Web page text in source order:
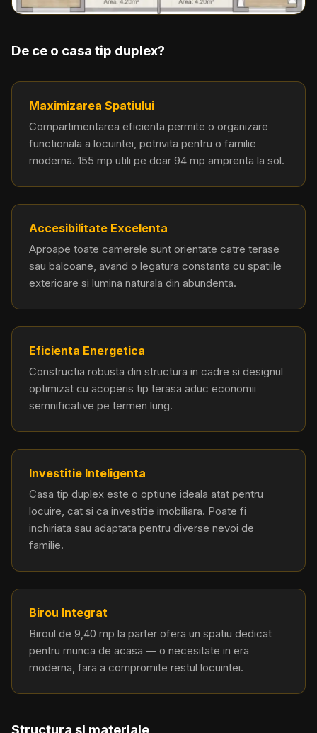
De ce o casa tip duplex?
Maximizarea Spatiului
Compartimentarea eficienta permite o organizare
functionala a locuintei, potrivita pentru o familie
moderna. 155 mp utili pe doar 94 mp amprenta la sol.
Accesibilitate Excelenta
Aproape toate camerele sunt orientate catre terase
sau balcoane, avand o legatura constanta cu spatiile
exterioare si lumina naturala din abundenta.
Eficienta Energetica
Constructia robusta din structura in cadre si designul
optimizat cu acoperis tip terasa aduc economii
semnificative pe termen lung.
Investitie Inteligenta
Casa tip duplex este o optiune ideala atat pentru
locuire, cat si ca investitie imobiliara. Poate fi
inchiriata sau adaptata pentru diverse nevoi de
familie.
Birou Integrat
Biroul de 9,40 mp la parter ofera un spatiu dedicat
pentru munca de acasa — o necesitate in era
moderna, fara a compromite restul locuintei.